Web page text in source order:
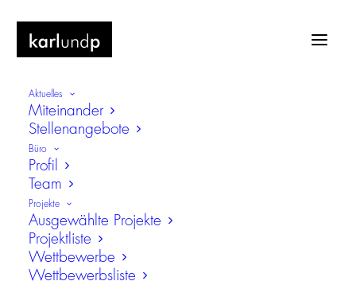
Aktuelles
Miteinander
Stellenangebote
Büro
Profil
Team
Projekte
Ausgewählte Projekte
Projektliste
Wettbewerbe
Wettbewerbsliste
Neues